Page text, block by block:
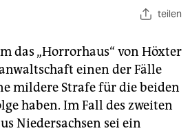
teilen
das „Horrorhaus“ von Höxter
einen der Fälle
mildere Strafe für die beiden
haben. Im Fall des zweiten
Niedersachsen sei ein